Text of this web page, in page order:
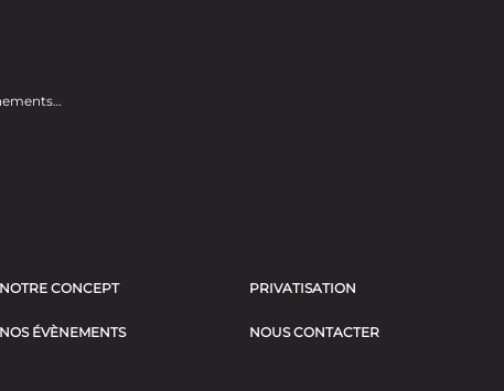
NOTRE CONCEPT
NOS ÉVÈNEMENTS
PRIVATISATION
NOUS CONTACTER